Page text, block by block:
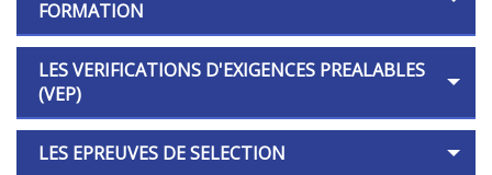
FORMATION
LES VERIFICATIONS D'EXIGENCES PREALABLES
(VEP)
LES EPREUVES DE SELECTION